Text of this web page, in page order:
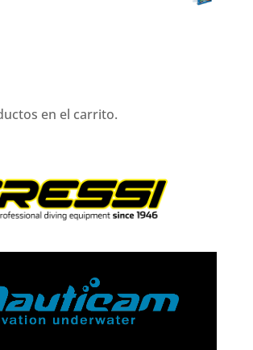
en el carrito.